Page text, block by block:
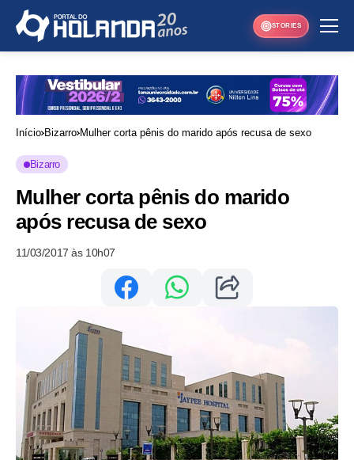
STORIES
Início Bizarro Mulher corta pênis do marido após recusa de sexo
Bizarro
Mulher corta pênis do marido
após recusa de sexo
11/03/2017 às 10h07